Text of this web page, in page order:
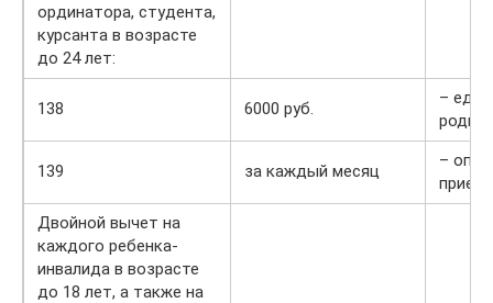
ординатора, студента,
курсанта в возрасте
до 24 лет:
138 6000 руб.
–
139 за каждый месяц
–
Двойной вычет на
каждого ребенка-
инвалида в возрасте
до 18 лет, а также на